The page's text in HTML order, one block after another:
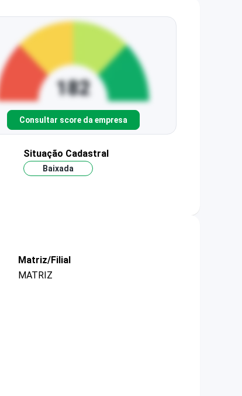
Consultar score da empresa
Situação Cadastral
Baixada
Matriz/Filial
MATRIZ